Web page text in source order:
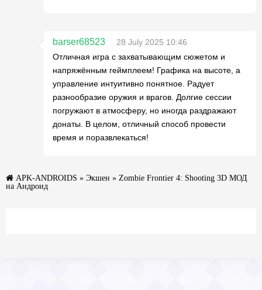
barser68523
28 July 2025 10:46
Отличная игра с захватывающим сюжетом и
напряжённым геймплеем! Графика на высоте, а
управление интуитивно понятное. Радует
разнообразие оружия и врагов. Долгие сессии
погружают в атмосферу, но иногда раздражают
донаты. В целом, отличный способ провести
время и поразвлекаться!
APK-ANDROIDS » Экшен » Zombie Frontier 4: Shooting 3D МОД
на Андроид